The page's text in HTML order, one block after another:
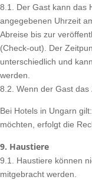
8.1. Der Gast kann das
angegebenen Uhrzeit
Abreise bis zur
(Check-out). Der
unterschiedlich und
werden.
8.2. Wenn der Gast
Bei Hotels in Ungarn
möchten, erfolgt die
9. Haustiere
9.1. Haustiere können
mitgebracht werden.